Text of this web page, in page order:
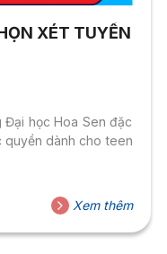
XÉT TUYỂN
Đại học Hoa Sen đặc
quyền dành cho teen
Xem thêm